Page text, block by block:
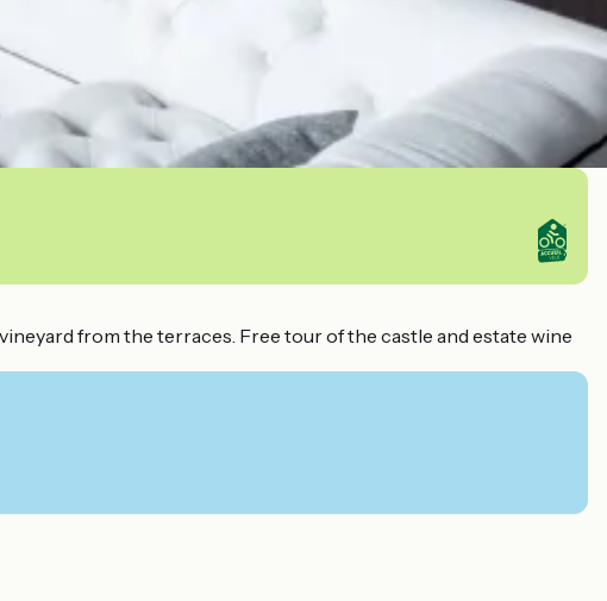
from the terraces. Free tour of the castle and estate wine